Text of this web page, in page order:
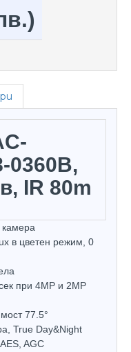
0360B,
IR 80m
камера
в цветен режим, 0
при 4MP и 2MP
77.5°
True Day&Night
AGC